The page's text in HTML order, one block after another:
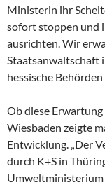
Ministerin ihr
sofort stoppen und
ausrichten. Wir
Staatsanwaltschaft
hessische
Ob diese
Wiesbaden zeigte
Entwicklung. „Der
durch K+S in
Umweltministerium